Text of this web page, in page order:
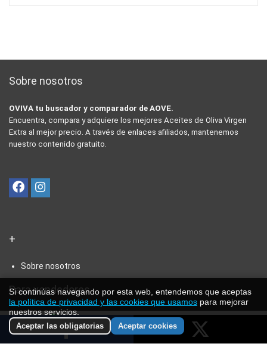
0
Sobre nosotros
OVIVA tu buscador y comparador de AOVE.
Encuentra, compara y adquiere los mejores Aceites de Oliva Virgen
Extra al mejor precio. A través de enlaces afiliados, mantenemos
nuestro contenido gratuito.
+
Sobre nosotros
Para vendedores
Colabora con nosotros
Contacto para colaborar
Preguntas frecuentes
Si continúas navegando por esta web, entendemos que aceptas
la política de privacidad y las cookies que usamos para mejorar
nuestros servicios.
Aceptar las obligatorias Aceptar cookies